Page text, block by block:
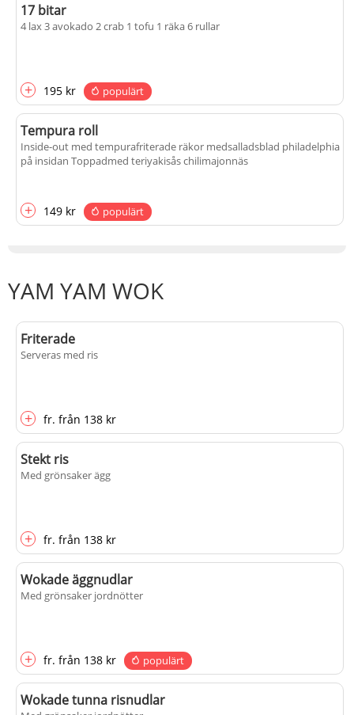
17 bitar
4 lax 3 avokado 2 crab 1 tofu 1 räka 6 rullar
+ 195 kr populärt
Tempura roll
Inside-out med tempurafriterade räkor medsalladsblad philadelphia
på insidan Toppadmed teriyakisås chilimajonnäs
+ 149 kr populärt
YAM YAM WOK
Friterade
Serveras med ris
+ fr. från 138 kr
Stekt ris
Med grönsaker ägg
+ fr. från 138 kr
Wokade äggnudlar
Med grönsaker jordnötter
+ fr. från 138 kr populärt
Wokade tunna risnudlar